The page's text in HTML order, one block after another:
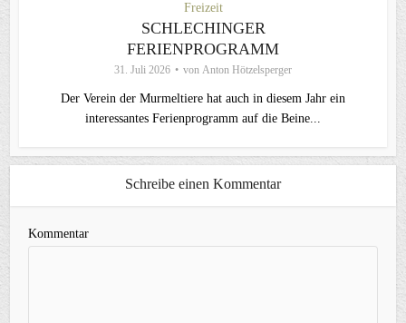
Freizeit
SCHLECHINGER
FERIENPROGRAMM
31. Juli 2026 von Anton Hötzelsperger
Der Verein der Murmeltiere hat auch in diesem Jahr ein
interessantes Ferienprogramm auf die Beine...
Schreibe einen Kommentar
Kommentar